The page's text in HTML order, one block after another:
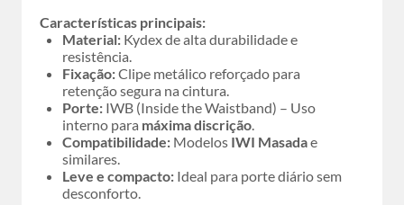
Características principais:
Material: Kydex de alta durabilidade e
resistência.
Fixação:Clipe metálico reforçado para
retenção segura na cintura.
Porte: IWB (Inside the Waistband) – Uso
interno para máxima discrição.
Compatibilidade: Modelos IWI Masadae
similares.
Leve e compacto: Ideal para porte diário sem
desconforto.